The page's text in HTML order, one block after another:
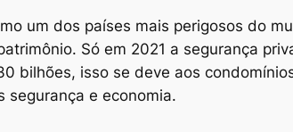
um dos países mais perigosos do
Só em 2021 a segurança
bilhões, isso se deve aos
segurança e economia.